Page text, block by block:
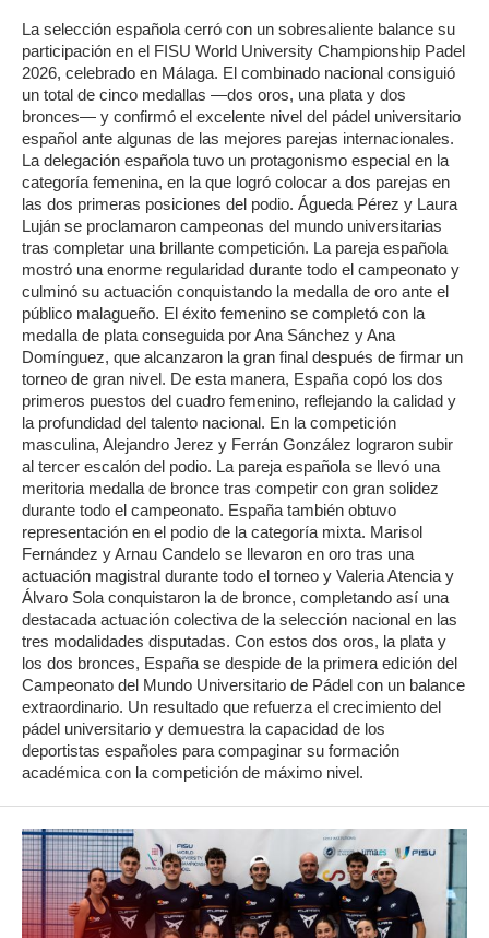
La selección española cerró con un sobresaliente balance su
participación en el FISU World University Championship Padel
2026, celebrado en Málaga. El combinado nacional consiguió
un total de cinco medallas —dos oros, una plata y dos
bronces— y confirmó el excelente nivel del pádel universitario
español ante algunas de las mejores parejas internacionales.
La delegación española tuvo un protagonismo especial en la
categoría femenina, en la que logró colocar a dos parejas en
las dos primeras posiciones del podio. Águeda Pérez y Laura
Luján se proclamaron campeonas del mundo universitarias
tras completar una brillante competición. La pareja española
mostró una enorme regularidad durante todo el campeonato y
culminó su actuación conquistando la medalla de oro ante el
público malagueño. El éxito femenino se completó con la
medalla de plata conseguida por Ana Sánchez y Ana
Domínguez, que alcanzaron la gran final después de firmar un
torneo de gran nivel. De esta manera, España copó los dos
primeros puestos del cuadro femenino, reflejando la calidad y
la profundidad del talento nacional. En la competición
masculina, Alejandro Jerez y Ferrán González lograron subir
al tercer escalón del podio. La pareja española se llevó una
meritoria medalla de bronce tras competir con gran solidez
durante todo el campeonato. España también obtuvo
representación en el podio de la categoría mixta. Marisol
Fernández y Arnau Candelo se llevaron en oro tras una
actuación magistral durante todo el torneo y Valeria Atencia y
Álvaro Sola conquistaron la de bronce, completando así una
destacada actuación colectiva de la selección nacional en las
tres modalidades disputadas. Con estos dos oros, la plata y
los dos bronces, España se despide de la primera edición del
Campeonato del Mundo Universitario de Pádel con un balance
extraordinario. Un resultado que refuerza el crecimiento del
pádel universitario y demuestra la capacidad de los
deportistas españoles para compaginar su formación
académica con la competición de máximo nivel.